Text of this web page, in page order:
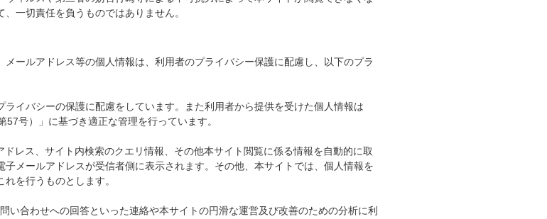
一切責任を負うものではありません。
ールアドレス等の個人情報は、利用者のプライバシー保護に配慮し、以下のプラ
イバシーの保護に配慮をしています。また利用者から提供を受けた個人情報は
57号）」に基づき適正な管理を行っています。
レス、サイト内検索のクエリ情報、その他本サイト閲覧に係る情報を自動的に取
メールアドレスが受信者側に表示されます。その他、本サイトでは、個人情報を
を行うものとします。
い合わせへの回答といった連絡や本サイトの円滑な運営及び改善のための分析に利